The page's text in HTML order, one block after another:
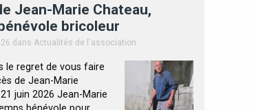
Jean-Marie Chateau,
bricoleur
dans Actualités de l'association
le regret de vous faire
de Jean-Marie
juin 2026 Jean-Marie